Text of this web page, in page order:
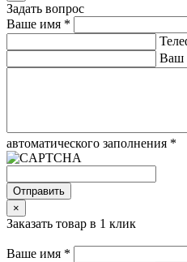
Задать вопрос
Ваше имя *
Ваш
автоматического заполнения *
Отправить
×
Заказать товар в 1 клик
Ваше имя *